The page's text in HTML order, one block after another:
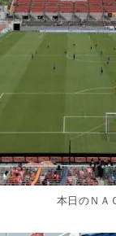
本日のＮＡ